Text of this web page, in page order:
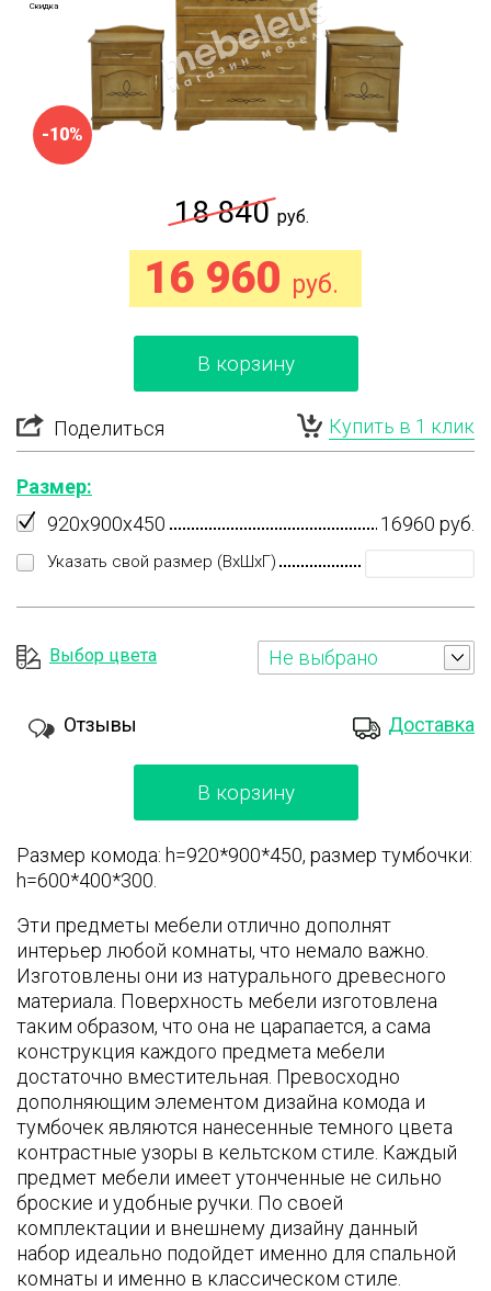
Скидка
-10%
18 840руб.
16 960 руб.
В корзину
Поделиться Купить в 1 клик
Размер:
920x900x450
16960 руб.
Указать свой размер (ВхШхГ)
Выбор цвета Не выбрано
Отзывы Доставка
В корзину
Размер комода: h=920*900*450, размер тумбочки:
h=600*400*300.
Эти предметы мебели отлично дополнят
интерьер любой комнаты, что немало важно.
Изготовлены они из натурального древесного
материала. Поверхность мебели изготовлена
таким образом, что она не царапается, а сама
конструкция каждого предмета мебели
достаточно вместительная. Превосходно
дополняющим элементом дизайна комода и
тумбочек являются нанесенные темного цвета
контрастные узоры в кельтском стиле. Каждый
предмет мебели имеет утонченные не сильно
броские и удобные ручки. По своей
комплектации и внешнему дизайну данный
набор идеально подойдет именно для спальной
комнаты и именно в классическом стиле.